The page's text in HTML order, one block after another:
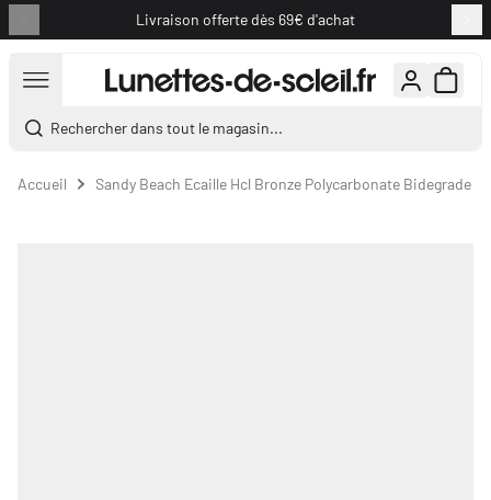
Livraison offerte dès 69€ d'achat
Rechercher dans tout le magasin...
Accueil Sandy Beach Ecaille Hcl Bronze Polycarbonate Bidegrade